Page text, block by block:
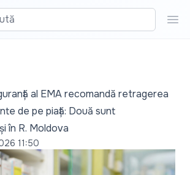
al EMA recomandă retragerea
de pe piață: Două sunt
în R. Moldova
11:50